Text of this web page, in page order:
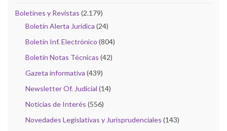
Boletines y Revistas (2.179)
Boletín Alerta Jurídica (24)
Boletín Inf. Electrónico (804)
Boletín Notas Técnicas (42)
Gazeta informativa (439)
Newsletter Of. Judicial (14)
Noticias de Interés (556)
Novedades Legislativas y Jurisprudenciales (143)